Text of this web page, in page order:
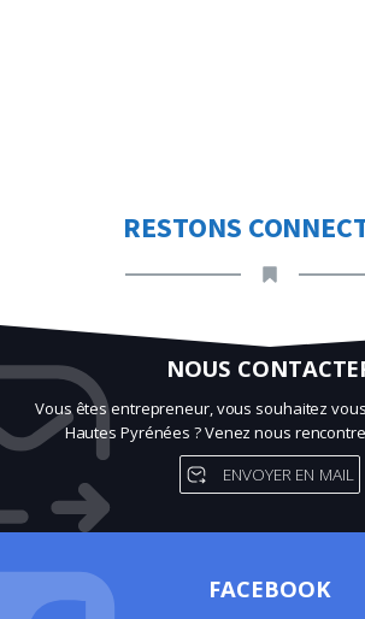
RESTONS
NOUS
Vous êtes entrepreneur, vous souhaitez
Hautes Pyrénées ? Venez nous
ENVOYER EN MAIL
FACEBOOK